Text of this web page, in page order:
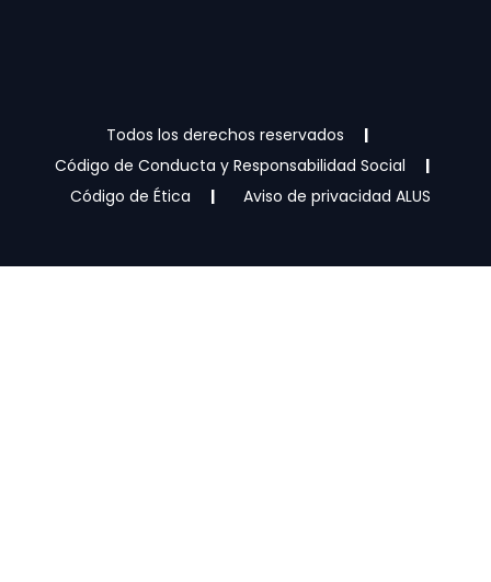
Todos los derechos reservados
Código de Conducta y Responsabilidad Social
Código de Ética
Aviso de privacidad ALUS